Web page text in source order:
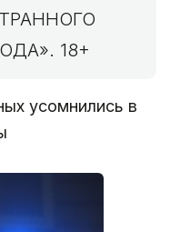
18+
усомнились в